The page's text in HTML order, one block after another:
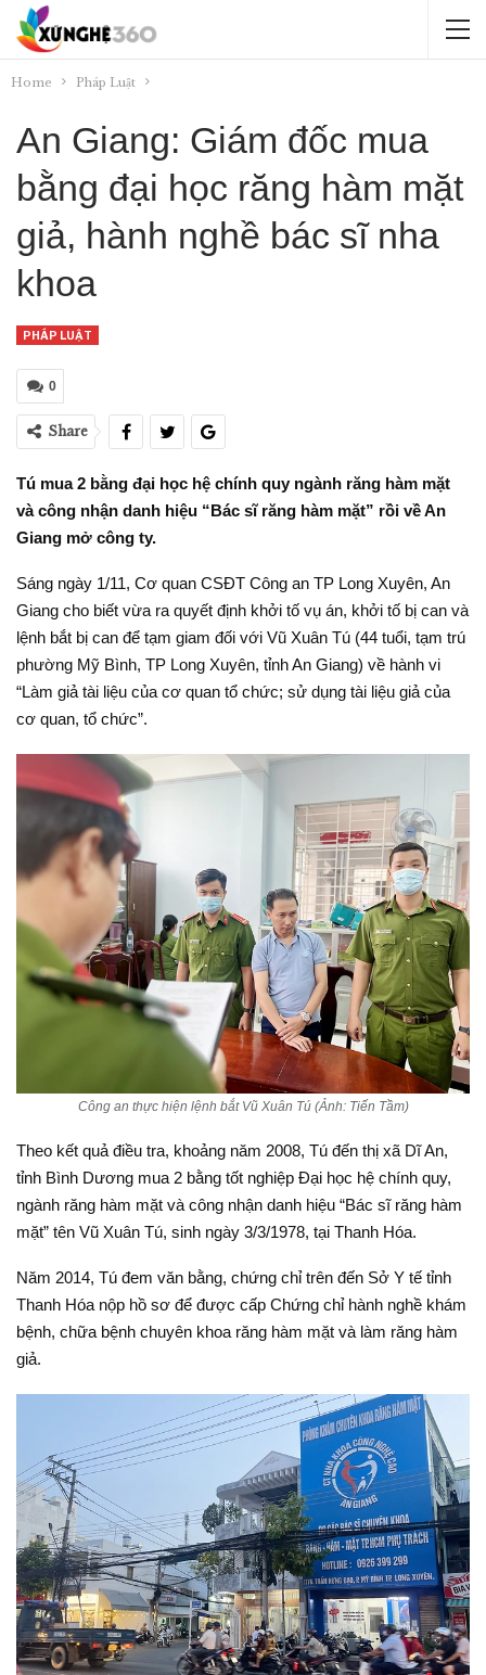
Home Pháp Luật
An Giang: Giám đốc mua
bằng đại học răng hàm mặt
giả, hành nghề bác sĩ nha
khoa
PHÁP LUẬT
0
Share
Tú mua 2 bằng đại học hệ chính quy ngành răng hàm mặt
và công nhận danh hiệu “Bác sĩ răng hàm mặt” rồi về An
Giang mở công ty.
Sáng ngày 1/11, Cơ quan CSĐT Công an TP Long Xuyên, An
Giang cho biết vừa ra quyết định khởi tố vụ án, khởi tố bị can và
lệnh bắt bị can để tạm giam đối với Vũ Xuân Tú (44 tuổi, tạm trú
phường Mỹ Bình, TP Long Xuyên, tỉnh An Giang) về hành vi
“Làm giả tài liệu của cơ quan tổ chức; sử dụng tài liệu giả của
cơ quan, tổ chức”.
Công an thực hiện lệnh bắt Vũ Xuân Tú (Ảnh: Tiến Tầm)
Theo kết quả điều tra, khoảng năm 2008, Tú đến thị xã Dĩ An,
tỉnh Bình Dương mua 2 bằng tốt nghiệp Đại học hệ chính quy,
ngành răng hàm mặt và công nhận danh hiệu “Bác sĩ răng hàm
mặt” tên Vũ Xuân Tú, sinh ngày 3/3/1978, tại Thanh Hóa.
Năm 2014, Tú đem văn bằng, chứng chỉ trên đến Sở Y tế tỉnh
Thanh Hóa nộp hồ sơ để được cấp Chứng chỉ hành nghề khám
bệnh, chữa bệnh chuyên khoa răng hàm mặt và làm răng hàm
giả.